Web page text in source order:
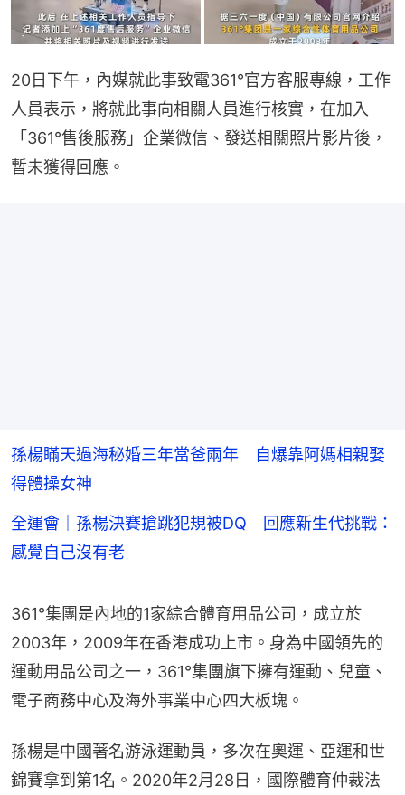
20日下午，內媒就此事致電361°官方客服專線，工作
人員表示，將就此事向相關人員進行核實，在加入
「361°售後服務」企業微信、發送相關照片影片後，
暫未獲得回應。
孫楊瞞天過海秘婚三年當爸兩年 自爆靠阿媽相親娶
得體操女神
全運會｜孫楊決賽搶跳犯規被DQ 回應新生代挑戰：
感覺自己沒有老
361°集團是內地的1家綜合體育用品公司，成立於
2003年，2009年在香港成功上市。身為中國領先的
運動用品公司之一，361°集團旗下擁有運動、兒童、
電子商務中心及海外事業中心四大板塊。
孫楊是中國著名游泳運動員，多次在奧運、亞運和世
錦賽拿到第1名。2020年2月28日，國際體育仲裁法